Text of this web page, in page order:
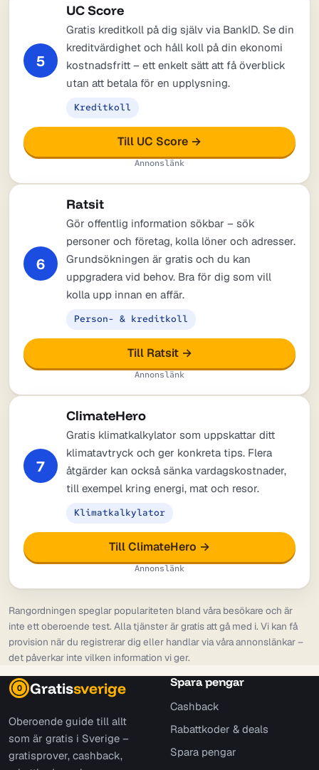
5
UC Score
Gratis kreditkoll på dig själv via BankID. Se din
kreditvärdighet och håll koll på din ekonomi
kostnadsfritt – ett enkelt sätt att få överblick
utan att betala för en upplysning.
Kreditkoll
Till UC Score →
Annonslänk
6
Ratsit
Gör offentlig information sökbar – sök
personer och företag, kolla löner och adresser.
Grundsökningen är gratis och du kan
uppgradera vid behov. Bra för dig som vill
kolla upp innan en affär.
Person- & kreditkoll
Till Ratsit →
Annonslänk
7
ClimateHero
Gratis klimatkalkylator som uppskattar ditt
klimatavtryck och ger konkreta tips. Flera
åtgärder kan också sänka vardagskostnader,
till exempel kring energi, mat och resor.
Klimatkalkylator
Till ClimateHero →
Annonslänk
Rangordningen speglar populariteten bland våra besökare och är
inte ett oberoende test. Alla tjänster är gratis att gå med i. Vi kan få
provision när du registrerar dig eller handlar via våra annonslänkar –
det påverkar inte vilken information vi ger.
0 Gratissverige
Oberoende guide till allt
som är gratis i Sverige –
gratisprover, cashback,
Spara pengar
Cashback
Rabattkoder & deals
Spara pengar